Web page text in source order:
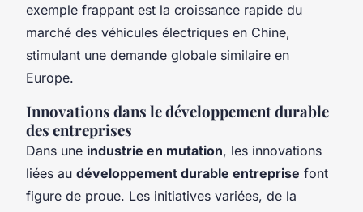
exemple frappant est la croissance rapide du
marché des véhicules électriques en Chine,
stimulant une demande globale similaire en
Europe.
Innovations dans le développement durable
des entreprises
Dans une industrie en mutation, les innovations
liées au développement durable entreprise font
figure de proue. Les initiatives variées, de la